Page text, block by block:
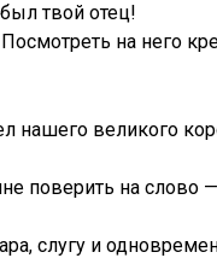
твой отец!
на него
нашего великого
поверить на слово
слугу и